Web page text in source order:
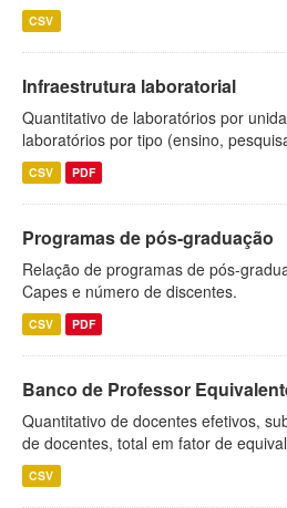
CSV
Infraestrutura laboratorial
Quantitativo de laboratórios por
laboratórios por tipo (ensino,
CSV PDF
Programas de pós-graduação
Relação de programas de pós-
Capes e número de discentes.
CSV PDF
Banco de Professor
Quantitativo de docentes efetivos,
de docentes, total em fator de
CSV